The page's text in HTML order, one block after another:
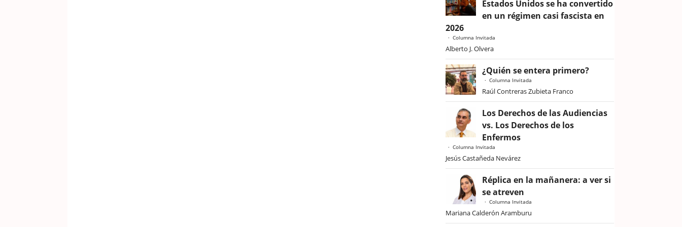
Estados Unidos se ha convertido
en un régimen casi fascista en
2026
Columna Invitada
Alberto J. Olvera
¿Quién se entera primero?
Columna Invitada
Raúl Contreras Zubieta Franco
Los Derechos de las Audiencias
vs. Los Derechos de los
Enfermos
Columna Invitada
Jesús Castañeda Nevárez
Réplica en la mañanera: a ver si
se atreven
Columna Invitada
Mariana Calderón Aramburu